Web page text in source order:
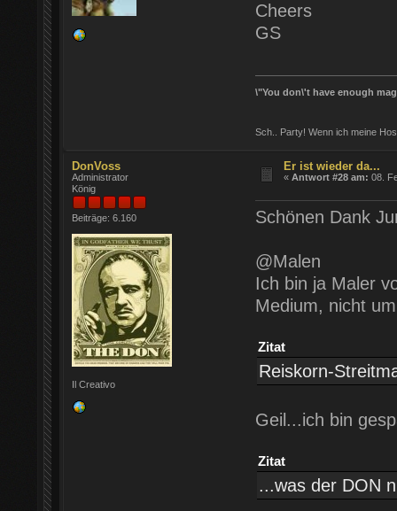
Cheers
GS
\"You don\'t have enough
Sch.. Party! Wenn ich meine
DonVoss
Administrator
König
Beiträge: 6.160
Il Creativo
Er ist wieder da...
«Antwort #28 am: 08.
Schönen Dank
@Malen
Ich bin ja Maler
Medium, nicht
Zitat
Reiskorn-
Geil...ich bin
Zitat
...was der DON